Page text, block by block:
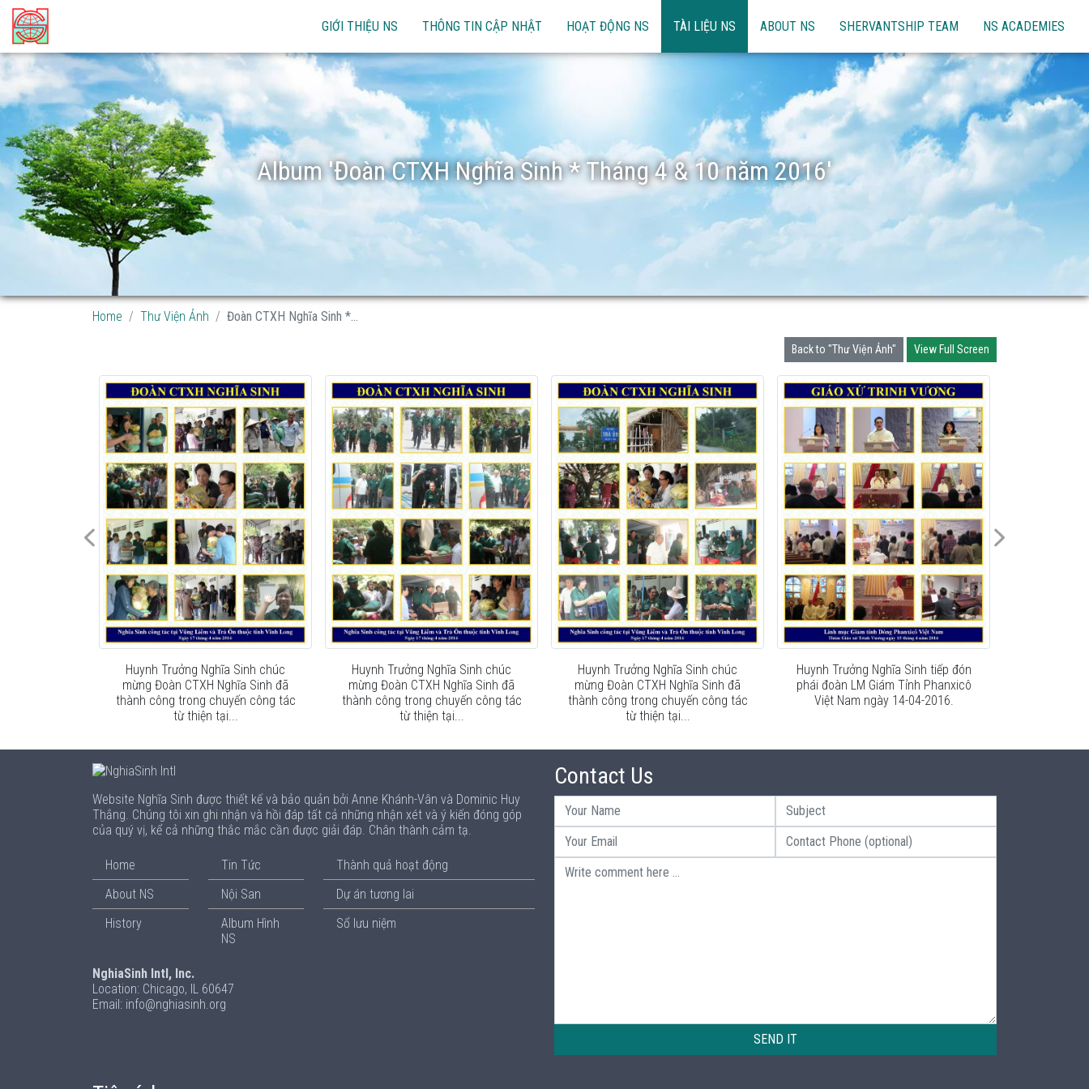
GIỚI THIỆU NS THÔNG TIN CẬP NHẬT HOẠT ĐỘNG NS TÀI LIỆU NS ABOUT NS SHERVANTSHIP TEAM NS ACADEMIES
Album 'Đoàn CTXH Nghĩa Sinh * Tháng 4 & 10 năm 2016'
Home Thư Viện Ảnh Đoàn CTXH Nghĩa Sinh *...
Back to "Thư Viện Ảnh" View Full Screen
Huynh Trưởng Nghĩa Sinh chúc
mừng Đoàn CTXH Nghĩa Sinh đã
thành công trong chuyến công tác
từ thiện tại...
Huynh Trưởng Nghĩa Sinh chúc
mừng Đoàn CTXH Nghĩa Sinh đã
thành công trong chuyến công tác
từ thiện tại...
Huynh Trưởng Nghĩa Sinh chúc
mừng Đoàn CTXH Nghĩa Sinh đã
thành công trong chuyến công tác
từ thiện tại...
Huynh Trưởng Nghĩa Sinh tiếp đón
phái đoàn LM Giám Tỉnh Phanxicô
Việt Nam ngày 14-04-2016.
Website Nghĩa Sinh được thiết kế và bảo quản bởi Anne Khánh-Vân và Dominic Huy
Thắng. Chúng tôi xin ghi nhận và hồi đáp tất cả những nhận xét và ý kiến đóng góp
của quý vị, kể cả những thắc mắc cần được giải đáp. Chân thành cảm tạ.
Home
About NS
History
Tin Tức
Nội San
Album Hình
NS
Thành quả hoạt động
Dự án tương lai
Sổ lưu niệm
NghiaSinh Intl, Inc.
Location: Chicago, IL 60647
Email: info@nghiasinh.org
Contact Us
SEND IT